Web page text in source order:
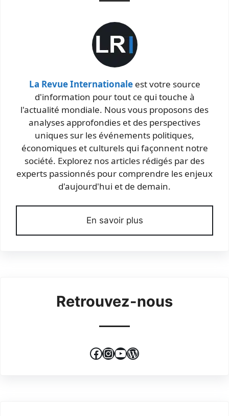
La Revue Internationaleest votre source
d'information pour tout ce qui touche à
l'actualité mondiale. Nous vous proposons des
analyses approfondies et des perspectives
uniques sur les événements politiques,
économiques et culturels qui façonnent notre
société. Explorez nos articles rédigés par des
experts passionnés pour comprendre les enjeux
d'aujourd'hui et de demain.
En savoir plus
Retrouvez-nous
Facebook
Instagram
YouTube
WordPress